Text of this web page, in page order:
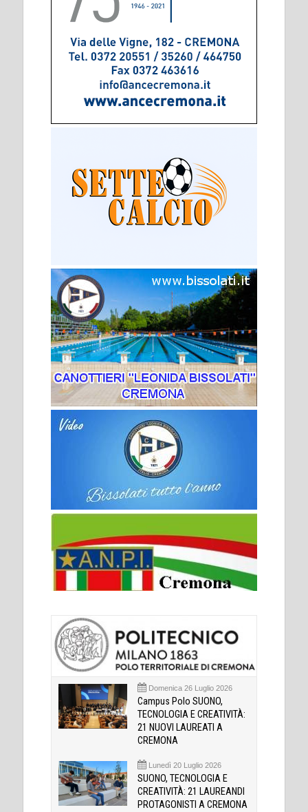
Domenica 26 Luglio 2026
Campus Polo SUONO,
TECNOLOGIA E CREATIVITÀ:
21 NUOVI LAUREATI A
CREMONA
Lunedì 20 Luglio 2026
SUONO, TECNOLOGIA E
CREATIVITÀ: 21 LAUREANDI
PROTAGONISTI A CREMONA